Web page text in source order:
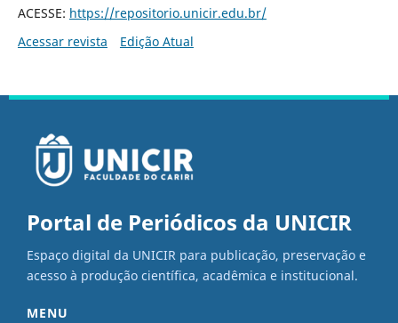
ACESSE: https://repositorio.unicir.edu.br/
Acessar revista
Edição Atual
Portal de Periódicos da UNICIR
Espaço digital da UNICIR para publicação, preservação e
acesso à produção científica, acadêmica e institucional.
MENU